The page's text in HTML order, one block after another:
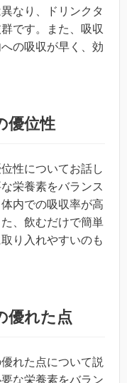
なり、ドリンクタ
です。また、吸収
の吸収が早く、効
優位性
性についてお話し
栄養素をバランス
内での吸収率が高
、飲むだけで簡単
り入れやすいのも
優れた点
れた点について説
な栄養素をバラン